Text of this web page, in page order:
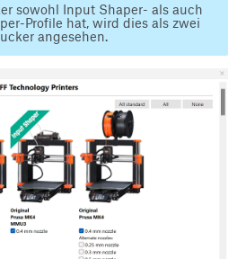
sowohl Input Shaper- als auch
Profile hat, wird dies als zwei
angesehen.